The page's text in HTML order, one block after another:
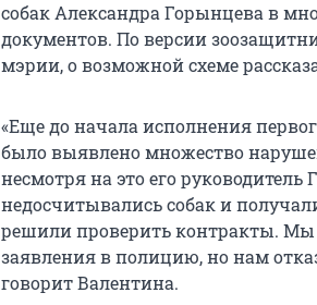
собак Александра Горынцева в
документов. По версии
мэрии, о возможной схеме
«Еще до начала исполнения
было выявлено множество
несмотря на это его
недосчитывались собак и
решили проверить контракты.
заявления в полицию, но нам
говорит Валентина.